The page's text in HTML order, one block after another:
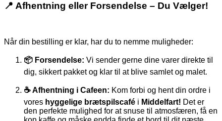
📍 Afhentning eller Forsendelse – Du Vælger!
Når din bestilling er klar, har du to nemme muligheder:
📦 Forsendelse: Vi sender gerne dine varer direkte til
dig, sikkert pakket og klar til at blive samlet og malet.
☕ Afhentning i Cafeen: Kom forbi og hent din ordre i
vores hyggelige brætspilscafé i Middelfart! Det er
den perfekte mulighed for at snuse til atmosfæren, få en